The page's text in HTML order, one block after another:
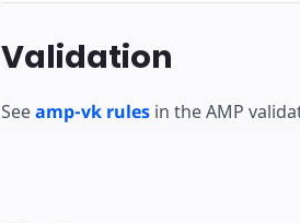
Validation
Seeamp-vk rulesin the AMP